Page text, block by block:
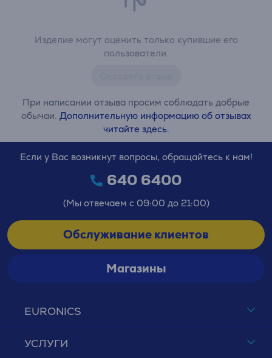
Изделие могут оценить только купившие его
пользователи.
При написании отзыва просим соблюдать добрые
обычаи. Дополнительную информацию об отзывах
читайте здесь.
EURONICS
УСЛУГИ
Если у Вас возникнут вопросы, обращайтесь к нам!
640 6400
(Мы отвечаем с 09:00 до 21:00)
Обслуживание клиентов
Магазины